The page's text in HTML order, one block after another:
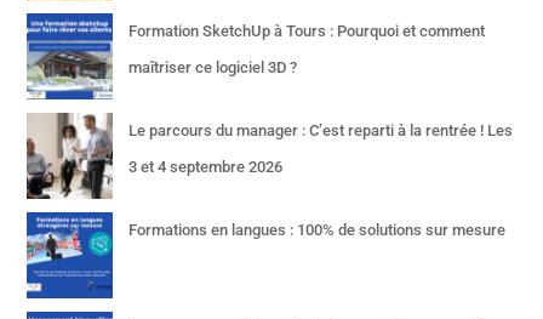
Formation SketchUp à Tours : Pourquoi et comment
maîtriser ce logiciel 3D ?
Le parcours du manager : C’est reparti à la rentrée ! Les
3 et 4 septembre 2026
Formations en langues : 100% de solutions sur mesure